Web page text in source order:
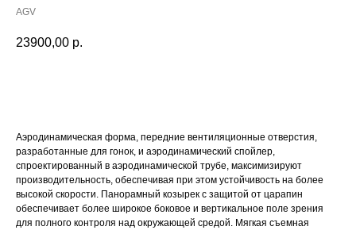
AGV
23900,00 р.
Аэродинамическая форма, передние вентиляционные отверстия,
разработанные для гонок, и аэродинамический спойлер,
спроектированный в аэродинамической трубе, максимизируют
производительность, обеспечивая при этом устойчивость на более
высокой скорости. Панорамный козырек с защитой от царапин
обеспечивает более широкое боковое и вертикальное поле зрения
для полного контроля над окружающей средой. Мягкая съемная